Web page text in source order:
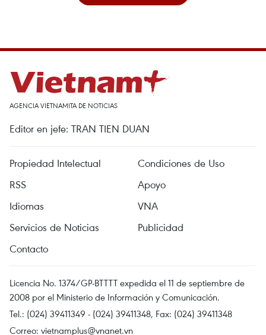
AGENCIA VIETNAMITA DE NOTICIAS
Editor en jefe: TRAN TIEN DUAN
Propiedad Intelectual
Condiciones de Uso
RSS
Apoyo
Idiomas
VNA
Servicios de Noticias
Publicidad
Contacto
Licencia No. 1374/GP-BTTTT expedida el 11 de septiembre de
2008 por el Ministerio de Información y Comunicación.
Tel.: (024) 39411349 - (024) 39411348, Fax: (024) 39411348
Correo: vietnamplus@vnanet.vn